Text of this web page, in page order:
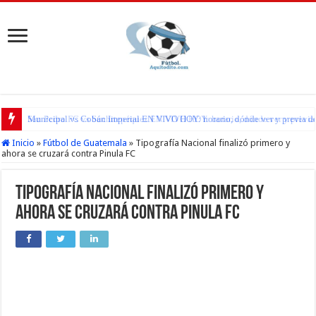
Municipal vs Cobán Imperial EN VIVO HOY: horario, dónde ver y previa
San Pedro FC vs Suchitepéquez EN VIVO HOY: horario, dónde ver y
Inicio » Fútbol de Guatemala » Tipografía Nacional finalizó primero y
ahora se cruzará contra Pinula FC
Tipografía Nacional finalizó primero y
ahora se cruzará contra Pinula FC